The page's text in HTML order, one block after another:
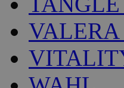
VALERA